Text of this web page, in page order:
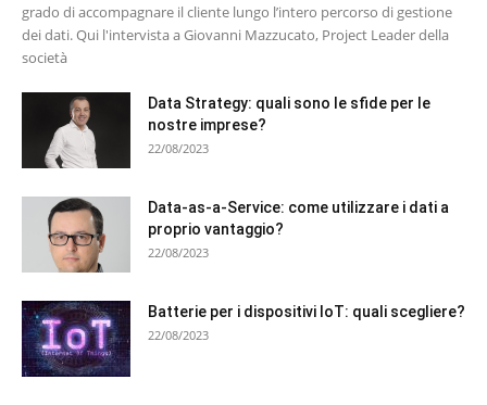
grado di accompagnare il cliente lungo l’intero percorso di gestione
dei dati. Qui l'intervista a Giovanni Mazzucato, Project Leader della
società
Data Strategy: quali sono le sfide per le
nostre imprese?
22/08/2023
Data-as-a-Service: come utilizzare i dati a
proprio vantaggio?
22/08/2023
Batterie per i dispositivi IoT: quali scegliere?
22/08/2023